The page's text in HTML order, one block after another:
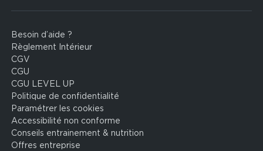
Footer
legal
Besoin d’aide ?
Règlement Intérieur
CGV
CGU
CGU LEVEL UP
Politique de confidentialité
Paramétrer les cookies
Accessibilité non conforme
Conseils entrainement & nutrition
Offres entreprise